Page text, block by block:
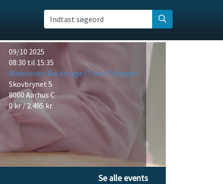
Indtast søgeord
09/10 2025
08:30 til 15:35
Madscenen Backstage i Tivoli Friheden
Skovbrynet 5
8000 Aarhus C
0 kr / 2.495 kr.
Se alle events